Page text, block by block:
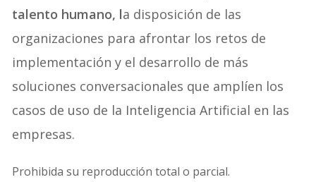
talento humano, la disposición de las
organizaciones para afrontar los retos de
implementación y el desarrollo de más
soluciones conversacionales que amplíen los
casos de uso de la Inteligencia Artificial en las
empresas.
Prohibida su reproducción total o parcial.